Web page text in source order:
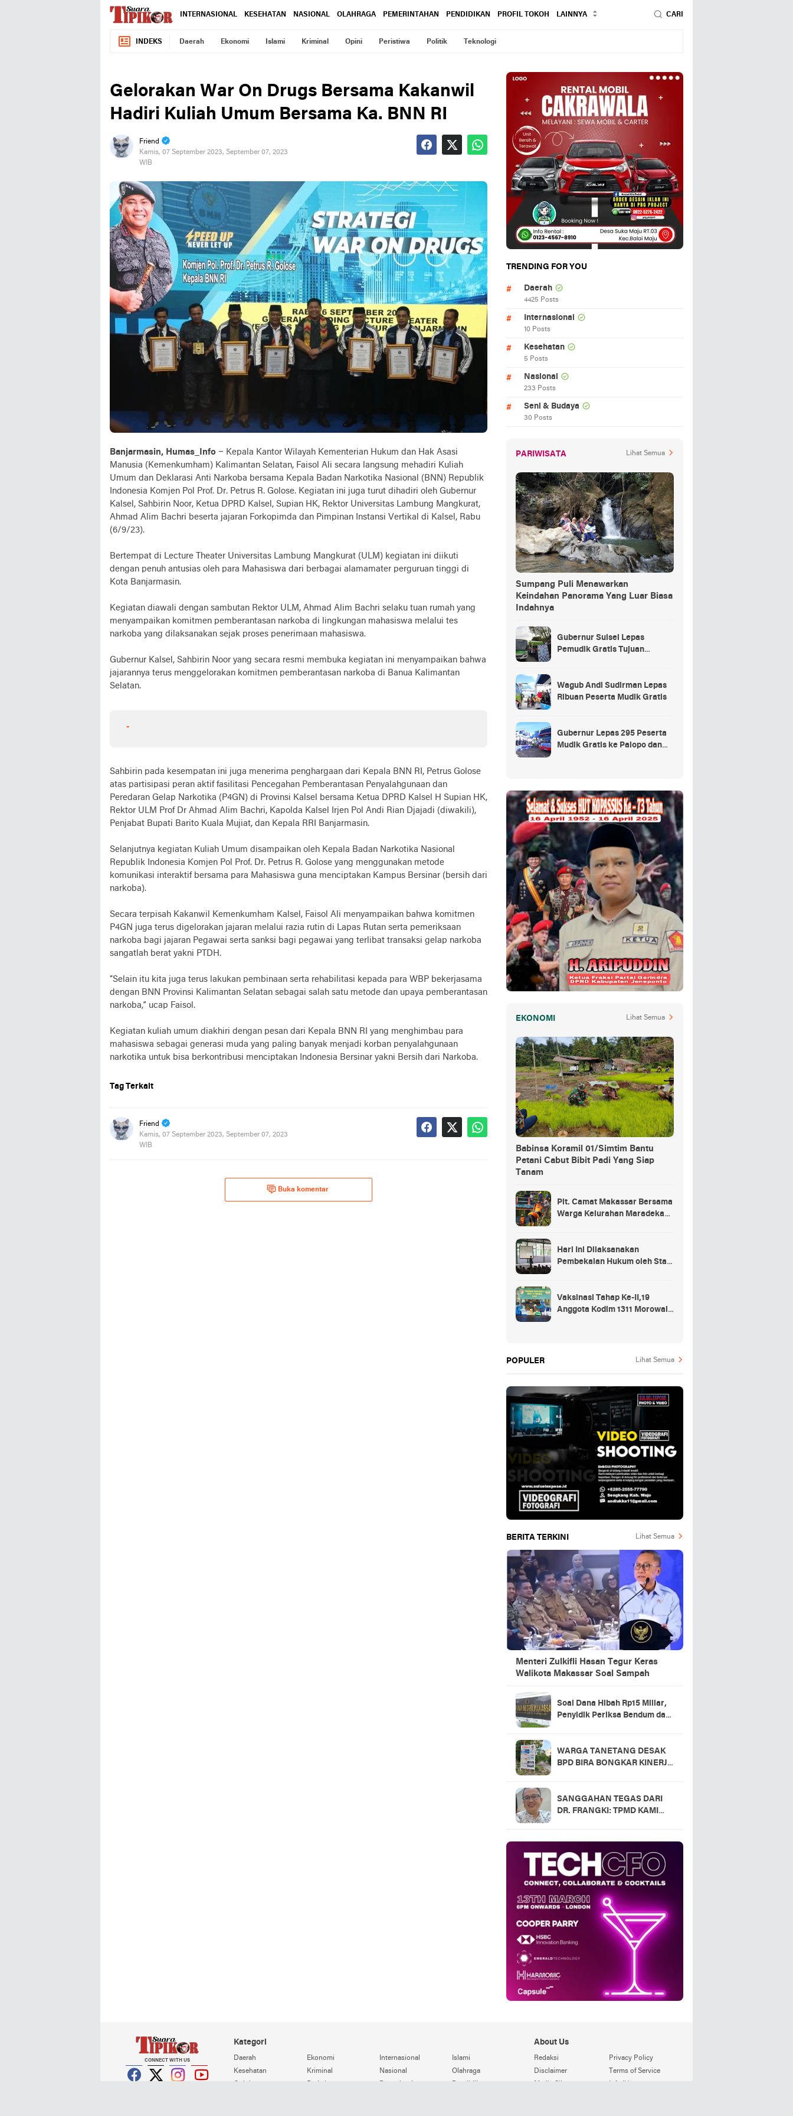
INTERNASIONAL KESEHATAN NASIONAL OLAHRAGA PEMERINTAHAN PENDIDIKAN PROFIL TOKOH LAINNYA CARI
INDEKS Daerah Ekonomi Islami Kriminal Opini Peristiwa Politik Teknologi
Gelorakan War On Drugs Bersama Kakanwil
Hadiri Kuliah Umum Bersama Ka. BNN RI
Friend
Kamis, 07 September 2023, September 07, 2023
WIB
Banjarmasin, Humas_Info – Kepala Kantor Wilayah Kementerian Hukum dan Hak Asasi
Manusia (Kemenkumham) Kalimantan Selatan, Faisol Ali secara langsung mehadiri Kuliah
Umum dan Deklarasi Anti Narkoba bersama Kepala Badan Narkotika Nasional (BNN) Republik
Indonesia Komjen Pol Prof. Dr. Petrus R. Golose. Kegiatan ini juga turut dihadiri oleh Gubernur
Kalsel, Sahbirin Noor, Ketua DPRD Kalsel, Supian HK, Rektor Universitas Lambung Mangkurat,
Ahmad Alim Bachri beserta jajaran Forkopimda dan Pimpinan Instansi Vertikal di Kalsel, Rabu
(6/9/23).
Bertempat di Lecture Theater Universitas Lambung Mangkurat (ULM) kegiatan ini diikuti
dengan penuh antusias oleh para Mahasiswa dari berbagai alamamater perguruan tinggi di
Kota Banjarmasin.
Kegiatan diawali dengan sambutan Rektor ULM, Ahmad Alim Bachri selaku tuan rumah yang
menyampaikan komitmen pemberantasan narkoba di lingkungan mahasiswa melalui tes
narkoba yang dilaksanakan sejak proses penerimaan mahasiswa.
Gubernur Kalsel, Sahbirin Noor yang secara resmi membuka kegiatan ini menyampaikan bahwa
jajarannya terus menggelorakan komitmen pemberantasan narkoba di Banua Kalimantan
Selatan.
-
Sahbirin pada kesempatan ini juga menerima penghargaan dari Kepala BNN RI, Petrus Golose
atas partisipasi peran aktif fasilitasi Pencegahan Pemberantasan Penyalahgunaan dan
Peredaran Gelap Narkotika (P4GN) di Provinsi Kalsel bersama Ketua DPRD Kalsel H Supian HK,
Rektor ULM Prof Dr Ahmad Alim Bachri, Kapolda Kalsel Irjen Pol Andi Rian Djajadi (diwakili),
Penjabat Bupati Barito Kuala Mujiat, dan Kepala RRI Banjarmasin.
Selanjutnya kegiatan Kuliah Umum disampaikan oleh Kepala Badan Narkotika Nasional
Republik Indonesia Komjen Pol Prof. Dr. Petrus R. Golose yang menggunakan metode
komunikasi interaktif bersama para Mahasiswa guna menciptakan Kampus Bersinar (bersih dari
narkoba).
Secara terpisah Kakanwil Kemenkumham Kalsel, Faisol Ali menyampaikan bahwa komitmen
P4GN juga terus digelorakan jajaran melalui razia rutin di Lapas Rutan serta pemeriksaan
narkoba bagi jajaran Pegawai serta sanksi bagi pegawai yang terlibat transaksi gelap narkoba
sangatlah berat yakni PTDH.
“Selain itu kita juga terus lakukan pembinaan serta rehabilitasi kepada para WBP bekerjasama
dengan BNN Provinsi Kalimantan Selatan sebagai salah satu metode dan upaya pemberantasan
narkoba,” ucap Faisol.
Kegiatan kuliah umum diakhiri dengan pesan dari Kepala BNN RI yang menghimbau para
mahasiswa sebagai generasi muda yang paling banyak menjadi korban penyalahgunaan
narkotika untuk bisa berkontribusi menciptakan Indonesia Bersinar yakni Bersih dari Narkoba.
Tag Terkait
Friend
Kamis, 07 September 2023, September 07, 2023
WIB
Buka komentar
TRENDING FOR YOU
Daerah
4425 Posts
Internasional
10 Posts
Kesehatan
5 Posts
Nasional
233 Posts
Seni & Budaya
30 Posts
PARIWISATA Lihat Semua
Sumpang Puli Menawarkan
Keindahan Panorama Yang Luar Biasa
Indahnya
Gubernur Sulsel Lepas
Pemudik Gratis Tujuan
Wagub Andi Sudirman Lepas
Ribuan Peserta Mudik Gratis
Gubernur Lepas 295 Peserta
Mudik Gratis ke Palopo dan
EKONOMI Lihat Semua
Babinsa Koramil 01/Simtim Bantu
Petani Cabut Bibit Padi Yang Siap
Tanam
Plt. Camat Makassar Bersama
Warga Kelurahan Maradekaya
Hari Ini Dilaksanakan
Pembekalan Hukum oleh Staf
Kostrad
Vaksinasi Tahap Ke-II,19
Anggota Kodim 1311 Morowali
POPULER Lihat Semua
BERITA TERKINI Lihat Semua
Menteri Zulkifli Hasan Tegur Keras
Walikota Makassar Soal Sampah
Soal Dana Hibah Rp15 Miliar,
Penyidik Periksa Bendum dan
WARGA TANETANG DESAK
BPD BIRA BONGKAR KINERJA
DESA?
SANGGAHAN TEGAS DARI
DR. FRANGKI: TPMD KAMI
CONNECT WITH US
Kategori
Daerah Ekonomi Internasional
Islami
Kesehatan
Kriminal Nasional
Olahraga
About Us
Redaksi
Privacy Policy
Disclaimer
Terms of Service